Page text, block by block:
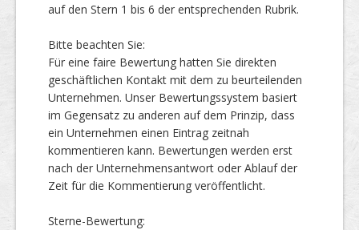
Über uns
auf den Stern 1 bis 6 der entsprechenden Rubrik.
Bitte beachten Sie:
Für eine faire Bewertung hatten Sie direkten
geschäftlichen Kontakt mit dem zu beurteilenden
Unternehmen. Unser Bewertungssystem basiert
im Gegensatz zu anderen auf dem Prinzip, dass
ein Unternehmen einen Eintrag zeitnah
kommentieren kann. Bewertungen werden erst
nach der Unternehmensantwort oder Ablauf der
Zeit für die Kommentierung veröffentlicht.
Sterne-Bewertung: